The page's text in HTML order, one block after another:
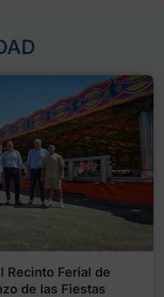
Recinto Ferial de
de las Fiestas